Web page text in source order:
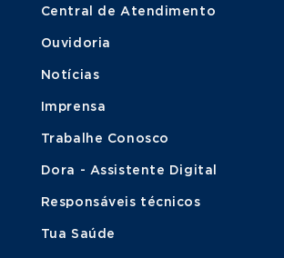
Central de Atendimento
Ouvidoria
Notícias
Imprensa
Trabalhe Conosco
Dora - Assistente Digital
Responsáveis técnicos
Tua Saúde